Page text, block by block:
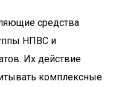
средства
НПВС и
Их действие
комплексные